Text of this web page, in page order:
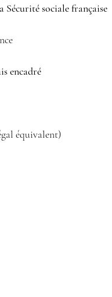
Sécurité sociale française
encadré
équivalent)